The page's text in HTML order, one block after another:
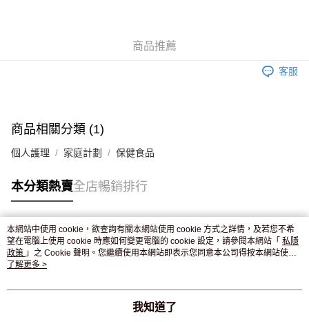
付款後門市自取，訂單確認後2-4個工作天到店，7天內取。逾期後
商品推薦
客服
商品相關分類 (1)
個人護理 家庭計劃 保健食品
本分類熱賣全店暢銷排行
熱門標籤
熱銷排行
本網站中使用 cookie，欲查詢有關本網站使用 cookie 方式之詳情，及若您不希
望在電腦上使用 cookie 時應如何變更電腦的 cookie 設定，請參閱本網站「 私隱
政策 」之 Cookie 聲明。您繼續使用本網站即表示您同意本公司得按本網站使用
條款之 Cookie 聲明使用 cookie。
了解更多 >
我知道了